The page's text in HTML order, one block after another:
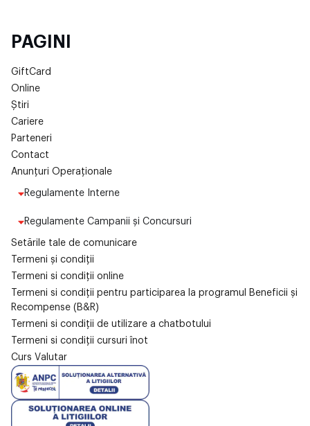
PAGINI
GiftCard
Online
Știri
Cariere
Parteneri
Contact
Anunțuri Operaționale
Regulamente Interne
Regulamente Campanii și Concursuri
Setările tale de comunicare
Termeni și condiții
Termeni si condiții online
Termeni si condiții pentru participarea la programul Beneficii și
Recompense (B&R)
Termeni si condiții de utilizare a chatbotului
Termeni si condiții cursuri înot
Curs Valutar